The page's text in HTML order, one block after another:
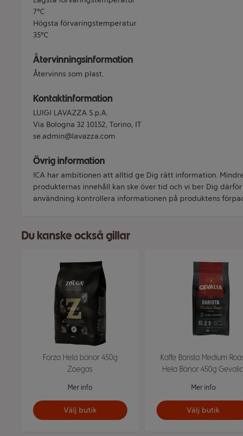
7°C
Högsta förvaringstemperatur
35°C
Återvinningsinformation
Återvinns som plast.
Kontaktinformation
LUIGI LAVAZZA S.p.A.
Via Bologna 32 10152, Torino, IT
se.admin@lavazza.com
Övrig information
ICA har ambitionen att alltid ge Dig rätt information.
produkternas innehåll kan ske över tid och vi ber Dig
användning kontrollera informationen på produktens
Du kanske också gillar
Forza Hela bönor 450g
Zoegas
Mer info
Välj butik
Kaffe Barista Medium
Hela Bönor 450g Gevalia
Mer info
Välj butik